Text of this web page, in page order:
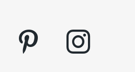
pinterest instagram